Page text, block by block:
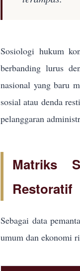
Sosiologi hukum
berbanding lurus
nasional yang baru
sosial atau denda
pelanggaran
Matriks
Restoratif
Sebagai data
umum dan ekonomi